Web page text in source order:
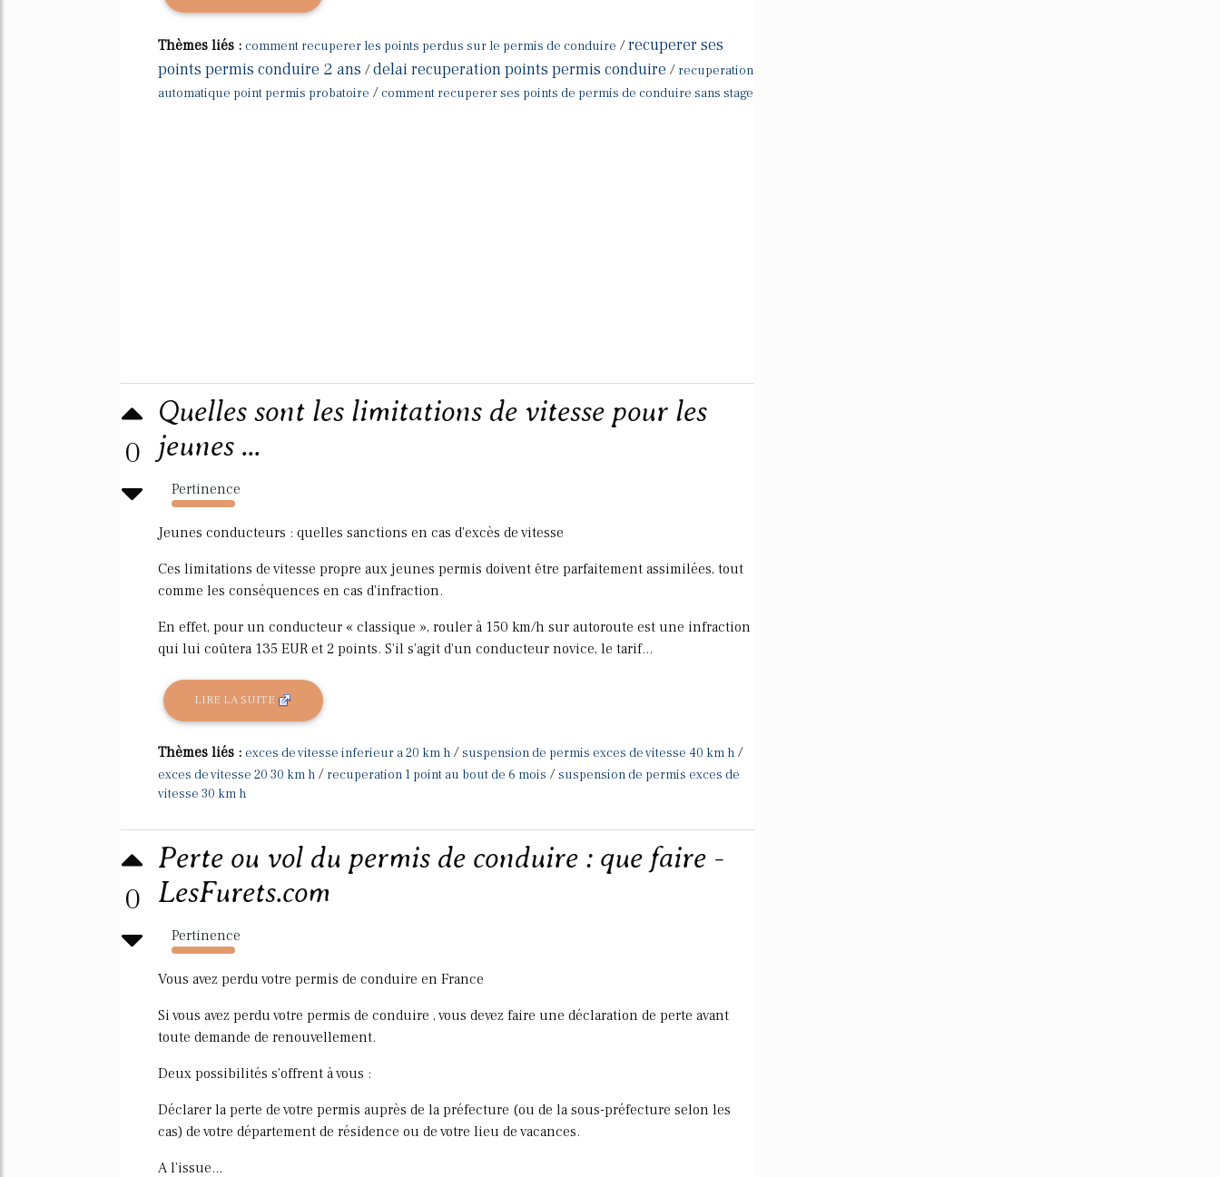
Thèmes liés : comment recuperer les points perdus sur le permis de conduire /recuperer ses
points permis conduire 2 ans /delai recuperation points permis conduire / recuperation
automatique point permis probatoire / comment recuperer ses points de permis de conduire sans stage
0
Quelles sont les limitations de vitesse pour les
jeunes ...
Pertinence
5887%
Jeunes conducteurs : quelles sanctions en cas d'excès de vitesse
Ces limitations de vitesse propre aux jeunes permis doivent être parfaitement assimilées, tout
comme les conséquences en cas d'infraction.
En effet, pour un conducteur « classique », rouler à 150 km/h sur autoroute est une infraction
qui lui coûtera 135 EUR et 2 points. S'il s'agit d'un conducteur novice, le tarif...
LIRE LA SUITE
Thèmes liés : exces de vitesse inferieur a 20 km h /suspension de permis exces de vitesse 40 km h /
exces de vitesse 20 30 km h / recuperation 1 point au bout de 6 mois /suspension de permis exces de
vitesse 30 km h
0
Perte ou vol du permis de conduire : que faire -
LesFurets.com
Pertinence
1542%
Vous avez perdu votre permis de conduire en France
Si vous avez perdu votre permis de conduire , vous devez faire une déclaration de perte avant
toute demande de renouvellement.
Deux possibilités s'offrent à vous :
Déclarer la perte de votre permis auprès de la préfecture (ou de la sous-préfecture selon les
cas) de votre département de résidence ou de votre lieu de vacances.
A l'issue...